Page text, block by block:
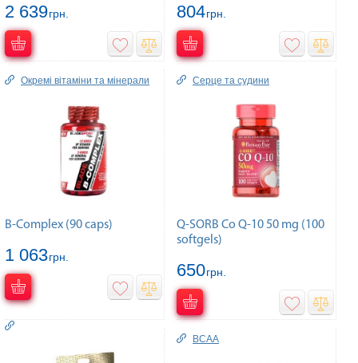
2 639грн. 804грн.
Окремі вітаміни та мінерали
B-Complex (90 caps)
1 063грн.
Серце та судини
Q-SORB Co Q-10 50 mg (100
softgels)
650грн.
BCAA